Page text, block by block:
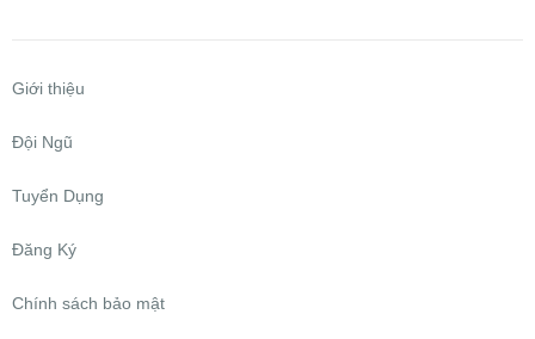
Giới thiệu
Đội Ngũ
Tuyển Dụng
Đăng Ký
Chính sách bảo mật